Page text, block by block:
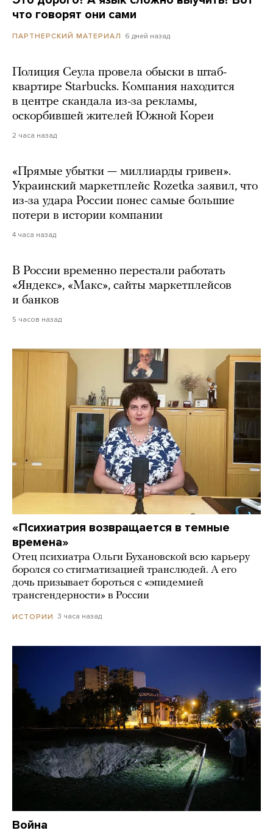
что говорят они сами
ПАРТНЕРСКИЙ МАТЕРИАЛ 6 дней назад
Полиция Сеула провела обыски в штаб-
квартире Starbucks. Компания находится
в центре скандала из-за рекламы,
оскорбившей жителей Южной Кореи
2 часа назад
«Прямые убытки — миллиарды гривен».
Украинский маркетплейс Rozetka заявил, что
из-за удара России понес самые большие
потери в истории компании
4 часа назад
В России временно перестали работать
«Яндекс», «Макс», сайты маркетплейсов
и банков
5 часов назад
«Психиатрия возвращается в темные
времена»
Отец психиатра Ольги Бухановской всю карьеру
боролся со стигматизацией транслюдей. А его
дочь призывает бороться с «эпидемией
трансгендерности» в России
ИСТОРИИ 3 часа назад
Война